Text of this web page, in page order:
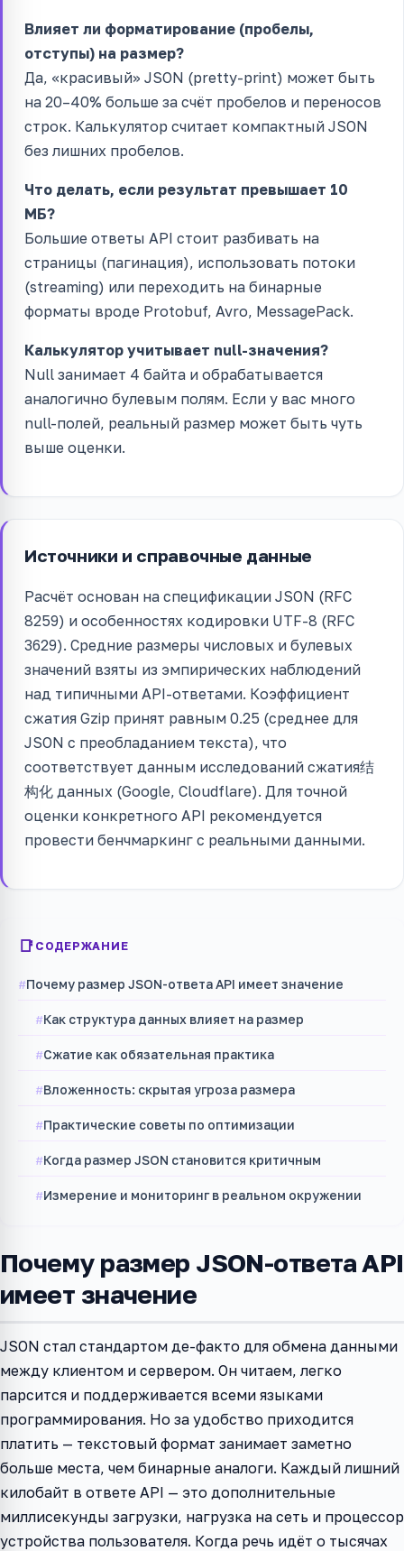
Влияет ли форматирование (пробелы,
отступы) на размер?
Да, «красивый» JSON (pretty-print) может быть
на 20–40% больше за счёт пробелов и переносов
строк. Калькулятор считает компактный JSON
без лишних пробелов.
Что делать, если результат превышает 10
МБ?
Большие ответы API стоит разбивать на
страницы (пагинация), использовать потоки
(streaming) или переходить на бинарные
форматы вроде Protobuf, Avro, MessagePack.
Калькулятор учитывает null-значения?
Null занимает 4 байта и обрабатывается
аналогично булевым полям. Если у вас много
null-полей, реальный размер может быть чуть
выше оценки.
Источники и справочные данные
Расчёт основан на спецификации JSON (RFC
8259) и особенностях кодировки UTF-8 (RFC
3629). Средние размеры числовых и булевых
значений взяты из эмпирических наблюдений
над типичными API-ответами. Коэффициент
сжатия Gzip принят равным 0.25 (среднее для
JSON с преобладанием текста), что
соответствует данным исследований сжатия结
构化 данных (Google, Cloudflare). Для точной
оценки конкретного API рекомендуется
провести бенчмаркинг с реальными данными.
СОДЕРЖАНИЕ
Почему размер JSON-ответа API имеет значение
Как структура данных влияет на размер
Сжатие как обязательная практика
Вложенность: скрытая угроза размера
Практические советы по оптимизации
Когда размер JSON становится критичным
Измерение и мониторинг в реальном окружении
Почему размер JSON-ответа API
имеет значение
JSON стал стандартом де-факто для обмена данными
между клиентом и сервером. Он читаем, легко
парсится и поддерживается всеми языками
программирования. Но за удобство приходится
платить — текстовый формат занимает заметно
больше места, чем бинарные аналоги. Каждый лишний
килобайт в ответе API — это дополнительные
миллисекунды загрузки, нагрузка на сеть и процессор
устройства пользователя. Когда речь идёт о тысячах